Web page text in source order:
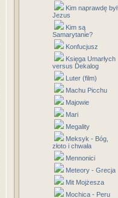
Kim naprawdę był
Jezus
Kim są
Samarytanie?
Konfucjusz
Księga Umarłych
versus Dekalog
Luter (film)
Machu Picchu
Majowie
Mari
Megality
Meksyk - Bóg,
złoto i chwała
Mennonici
Meteory - Grecja
Mit Mojżesza
Mochica - Peru